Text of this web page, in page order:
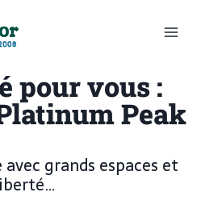
pour vous :
Peak
grands espaces et